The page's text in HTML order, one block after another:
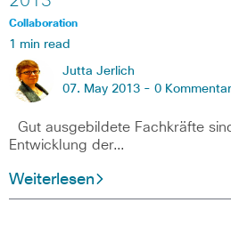
Collaboration
1 min read
Jutta Jerlich
07. May 2013 - 0
Gut ausgebildete Fachkräfte
Entwicklung der…
Weiterlesen